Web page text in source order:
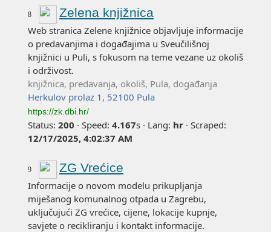
8 Zelena knjižnica
Web stranica Zelene knjižnice objavljuje informacije
o predavanjima i događajima u Sveučilišnoj
knjižnici u Puli, s fokusom na teme vezane uz okoliš
i održivost.
knjižnica, predavanja, okoliš, Pula, događanja
Herkulov prolaz 1, 52100 Pula
https://zk.dbi.hr/
Status: 200 · Speed: 4.167s · Lang: hr · Scraped:
12/17/2025, 4:02:37 AM
9 ZG Vrećice
Informacije o novom modelu prikupljanja
miješanog komunalnog otpada u Zagrebu,
uključujući ZG vrećice, cijene, lokacije kupnje,
savjete o recikliranju i kontakt informacije.